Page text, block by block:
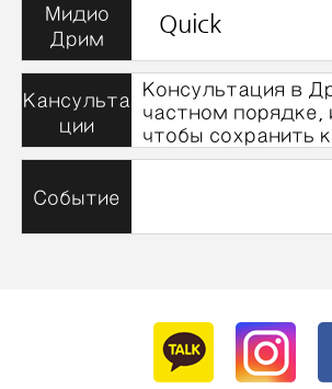
Мидио
Дрим
Quick
Кансульта
ции
Консультация в
частном порядке,
чтобы сохранить
Событие